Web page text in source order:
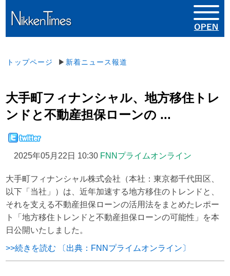
トップページ ▶ 新着ニュース報道
大手町フィナンシャル、地方移住トレ
ンドと不動産担保ローンの ...
2025年05月22日 10:30 FNNプライムオンライン
大手町フィナンシャル株式会社（本社：東京都千代田区、
以下「当社」）は、近年加速する地方移住のトレンドと、
それを支える不動産担保ローンの活用法をまとめたレポー
ト「地方移住トレンドと不動産担保ローンの可能性」を本
日公開いたしました。
>>続きを読む 〔出典：FNNプライムオンライン〕